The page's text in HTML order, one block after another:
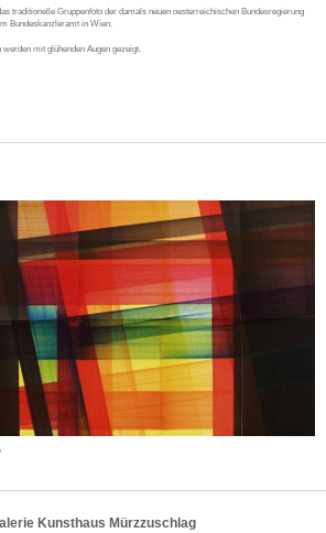
traditionelle Gruppenfoto der damals neuen oesterreichischen Bundesregierung
Bundeskanzleramt in Wien.
mit glühenden Augen gezeigt.
Kunsthaus Mürzzuschlag